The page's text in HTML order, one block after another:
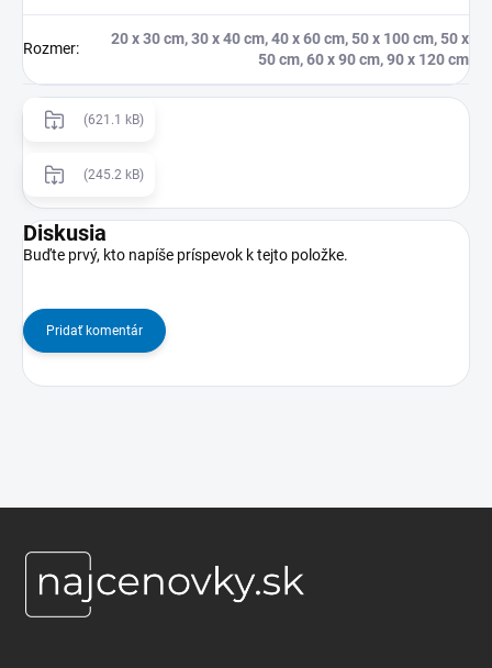
Rozmer:
20 x 30 cm, 30 x 40 cm, 40 x 60 cm, 50 x 100 cm, 50 x
50 cm, 60 x 90 cm, 90 x 120 cm
(621.1 kB)
(245.2 kB)
Diskusia
Buďte prvý, kto napíše príspevok k tejto položke.
Pridať komentár